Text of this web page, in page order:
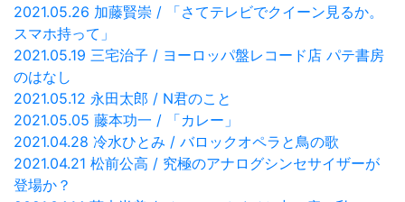
2021.05.26 加藤賢崇 / 「さてテレビでクイーン見るか。
スマホ持って」
2021.05.19 三宅治子 / ヨーロッパ盤レコード店 パテ書房
のはなし
2021.05.12 永田太郎 / N君のこと
2021.05.05 藤本功一 / 「カレー」
2021.04.28 冷水ひとみ / バロックオペラと鳥の歌
2021.04.21 松前公高 / 究極のアナログシンセサイザーが
登場か？